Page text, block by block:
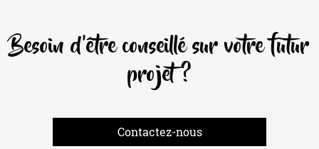
Besoin d'être conseillé sur votre futur
projet ?
Contactez-nous